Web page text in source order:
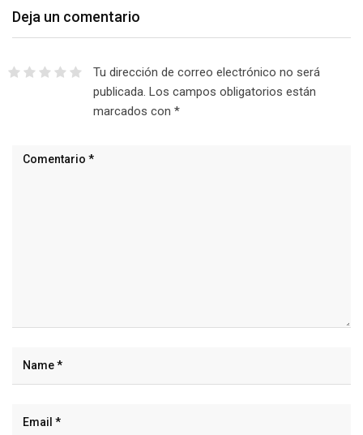
Deja un comentario
Tu dirección de correo electrónico no será
publicada. Los campos obligatorios están
marcados con *